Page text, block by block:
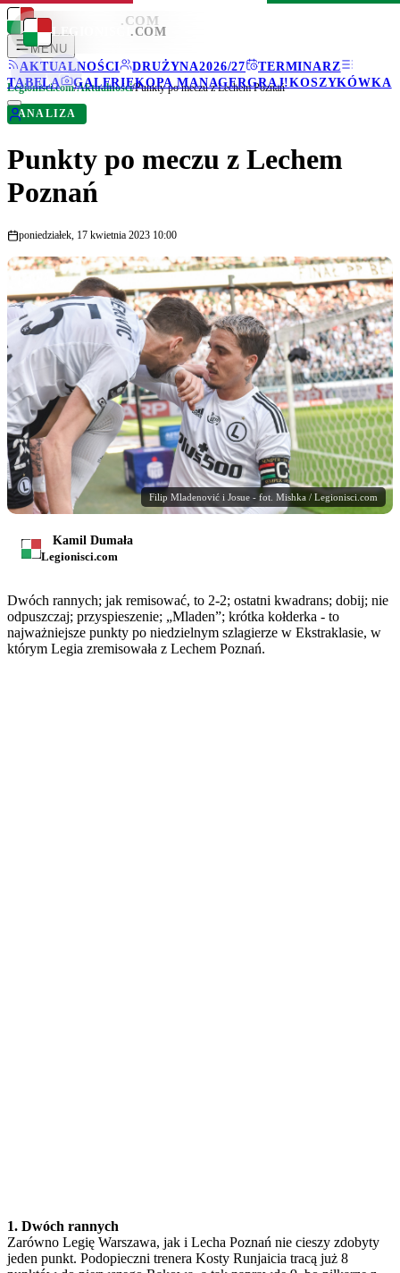
LEGIONISCI .COM
MENU
AKTUALNOŚCI
DRUŻYNA2026/27
TERMINARZ
TABELA
GALERIEKOPA MANAGERGRAJ!KOSZYKÓWKA
LEGIONISCI .COM
Legionisci.com/Aktualności/Punkty po meczu z Lechem Poznań
ANALIZA
Punkty po meczu z Lechem
Poznań
poniedziałek, 17 kwietnia 2023 10:00
Filip Mladenović i Josue - fot. Mishka / Legionisci.com
Kamil Dumała
Legionisci.com
Dwóch rannych; jak remisować, to 2-2; ostatni kwadrans; dobij; nie
odpuszczaj; przyspieszenie; „Mladen”; krótka kołderka - to
najważniejsze punkty po niedzielnym szlagierze w Ekstraklasie, w
którym Legia zremisowała z Lechem Poznań.
1. Dwóch rannych
Zarówno Legię Warszawa, jak i Lecha Poznań nie cieszy zdobyty
jeden punkt. Podopieczni trenera Kosty Runjaicia tracą już 8